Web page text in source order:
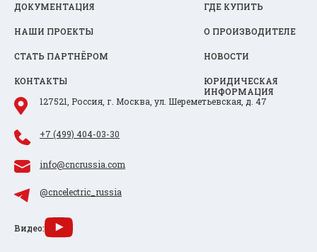
ДОКУМЕНТАЦИЯ ГДЕ КУПИТЬ
НАШИ ПРОЕКТЫ О ПРОИЗВОДИТЕЛЕ
СТАТЬ ПАРТНЁРОМ НОВОСТИ
КОНТАКТЫ
ЮРИДИЧЕСКАЯ
ИНФОРМАЦИЯ
127521, Россия, г. Москва, ул. Шереметьевская, д. 47
+7 (499) 404-03-30
info@cncrussia.com
@cncelectric_russia
Видео: